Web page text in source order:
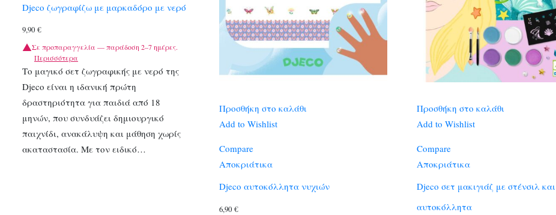
Djeco ζωγραφίζω με μαρκαδόρο με νερό
9,90 €
Σε προπαραγγελία — παράδοση 2–7 ημέρες.
Περισσότερα
Το μαγικό σετ ζωγραφικής με νερό της
Djeco είναι η ιδανική πρώτη
δραστηριότητα για παιδιά από 18
μηνών, που συνδυάζει δημιουργικό
παιχνίδι, ανακάλυψη και μάθηση χωρίς
ακαταστασία. Με τον ειδικό…
Προσθήκη στο καλάθι
Add to Wishlist
Compare
Αποκριάτικα
Djeco αυτοκόλλητα νυχιών
6,90€
Προσθήκη στο καλάθι
Add to Wishlist
Compare
Αποκριάτικα
Djeco σετ μακιγιάζ με στένσιλ και
αυτοκόλλητα